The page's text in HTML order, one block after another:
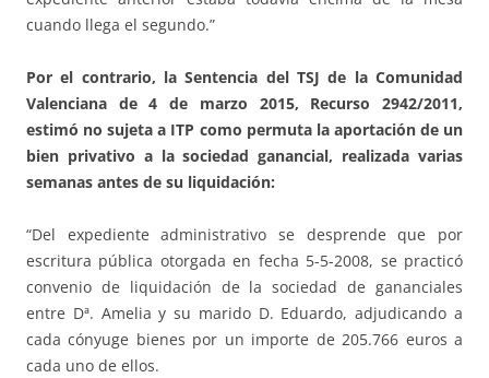
cuando llega el segundo.”
Por el contrario, la Sentencia del TSJ de la Comunidad
Valenciana de 4 de marzo 2015, Recurso 2942/2011,
estimó no sujeta a ITP como permuta la aportación de un
bien privativo a la sociedad ganancial, realizada varias
semanas antes de su liquidación:
“Del expediente administrativo se desprende que por
escritura pública otorgada en fecha 5-5-2008, se practicó
convenio de liquidación de la sociedad de gananciales
entre Dª. Amelia y su marido D. Eduardo, adjudicando a
cada cónyuge bienes por un importe de 205.766 euros a
cada uno de ellos.